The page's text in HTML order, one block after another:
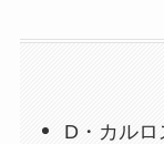
D・カルロ